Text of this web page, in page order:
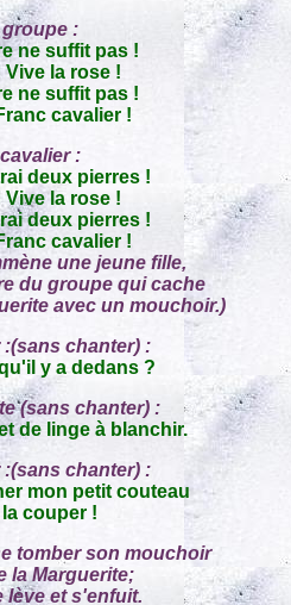
:
ne suffit pas !
Vive la rose !
ne suffit pas !
cavalier !
:
deux pierres !
Vive la rose !
deux pierres !
cavalier !
une jeune fille,
du groupe qui cache
avec un mouchoir.)
chanter) :
y a dedans ?
(sans chanter) :
de linge à blanchir.
chanter) :
mon petit couteau
couper !
tomber son mouchoir
la Marguerite;
lève et s'enfuit.